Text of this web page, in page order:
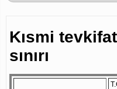
Kısmi
sınırı